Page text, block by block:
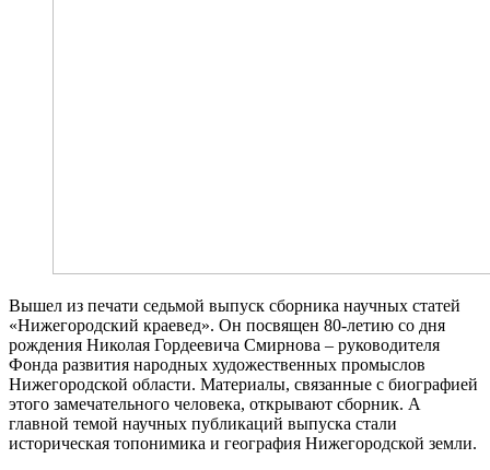
Вышел из печати седьмой выпуск сборника научных статей
«Нижегородский краевед». Он посвящен 80-летию со дня
рождения Николая Гордеевича Смирнова – руководителя
Фонда развития народных художественных промыслов
Нижегородской области. Материалы, связанные с биографией
этого замечательного человека, открывают сборник. А
главной темой научных публикаций выпуска стали
историческая топонимика и география Нижегородской земли.